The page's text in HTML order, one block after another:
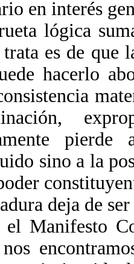
en interés
lógica
trata es de que
hacerlo
sino a la
deja de
el Manifesto